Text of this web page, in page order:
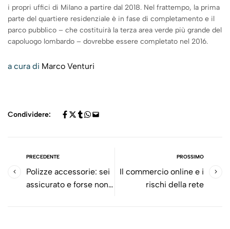
i propri uffici di Milano a partire dal 2018. Nel frattempo, la prima
parte del quartiere residenziale è in fase di completamento e il
parco pubblico – che costituirà la terza area verde più grande del
capoluogo lombardo – dovrebbe essere completato nel 2016.
a cura di Marco Venturi
Condividere:
PRECEDENTE
Polizze accessorie: sei
assicurato e forse non
PROSSIMO
Il commercio online e i
rischi della rete